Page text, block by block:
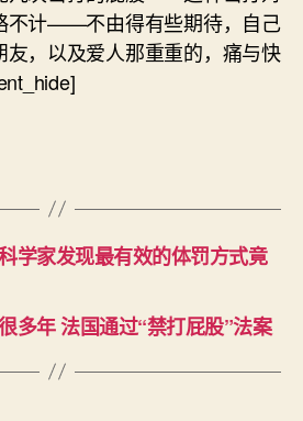
不计——不由得有些期待，自己
，以及爱人那重重的，痛与快
学家发现最有效的体罚方式竟
多年 法国通过“禁打屁股”法案